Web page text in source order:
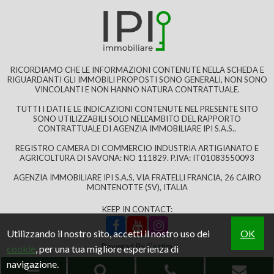
125 mq 2 Bagni 4 Locali Giardino
RICORDIAMO CHE LE INFORMAZIONI CONTENUTE NELLA SCHEDA E
RIGUARDANTI GLI IMMOBILI PROPOSTI SONO GENERALI, NON SONO
VINCOLANTI E NON HANNO NATURA CONTRATTUALE.
TUTTI I DATI E LE INDICAZIONI CONTENUTE NEL PRESENTE SITO
SONO UTILIZZABILI SOLO NELL'AMBITO DEL RAPPORTO
CONTRATTUALE DI AGENZIA IMMOBILIARE IPI S.A.S..
REGISTRO CAMERA DI COMMERCIO INDUSTRIA ARTIGIANATO E
AGRICOLTURA DI SAVONA: NO 111829. P.IVA: IT01083550093
AGENZIA IMMOBILIARE IPI S.A.S, VIA FRATELLI FRANCIA, 26 CAIRO
MONTENOTTE (SV), ITALIA
KEEP IN CONTACT:
Powered ByGestim
Utilizzando il nostro sito, accetti il nostro uso dei
cookie, per una tua migliore esperienza di
navigazione.
OK